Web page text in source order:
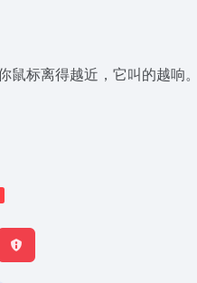
标离得越近，它叫的越响。